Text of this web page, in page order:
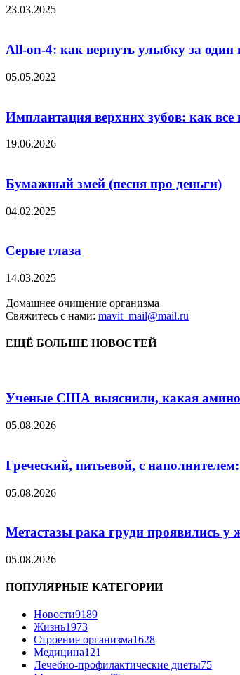
23.03.2025
All-on-4: как вернуть улыбку за один
05.05.2022
Имплантация верхних зубов: как все
19.06.2026
Бумажный змей (песня про деньги)
04.02.2025
Серые глаза
14.03.2025
Домашнее очищение организма
Свяжитесь с нами: mavit_mail@mail.ru
ЕЩЁ БОЛЬШЕ НОВОСТЕЙ
Ученые США выяснили, какая
05.08.2026
Греческий, питьевой, с
05.08.2026
Метастазы рака груди проявились
05.08.2026
ПОПУЛЯРНЫЕ КАТЕГОРИИ
Новости9189
Жизнь1973
Строение организма1628
Медицина121
Лечебно-профилактические диеты75